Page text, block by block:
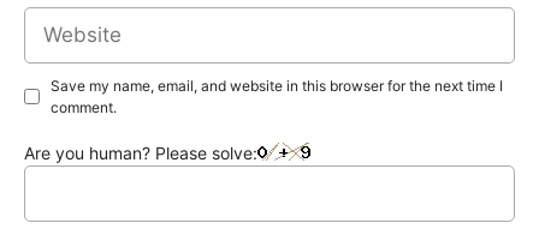
Website
Save my name, email, and website in this browser for the next time I
comment.
Are you human? Please solve: